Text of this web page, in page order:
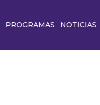
PROGRAMAS NOTICIAS